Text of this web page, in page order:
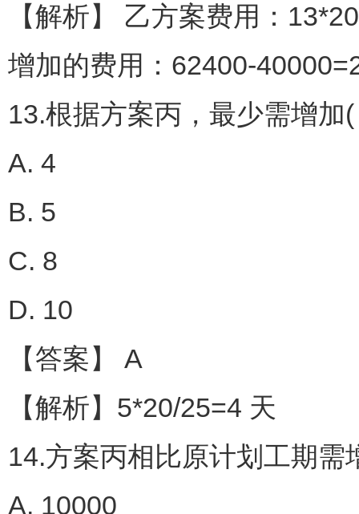
【解析】 乙方案费用：
增加的费用：62400-
13.根据方案丙，最少需增
A. 4
B. 5
C. 8
D. 10
【答案】 A
【解析】5*20/25=4 天
14.方案丙相比原计划工期需
A. 10000